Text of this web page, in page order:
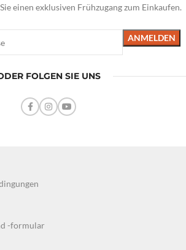
einen exklusiven Frühzugang zum Einkaufen.
FOLGEN SIE UNS
-formular